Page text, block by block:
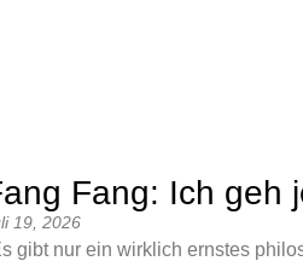
Fang: Ich geh
19, 2026
gibt nur ein wirklich ernstes